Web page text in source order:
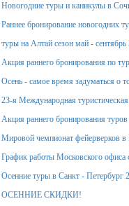
Новогодние туры и каникулы в
Раннее бронирование новогодних
туры на Алтай сезон май - сентябрь
Акция раннего бронирования по
Осень - самое время задуматься о
23-я Международная
Акция раннего бронирования
Мировой чемпионат фейерверков в
График работы Московского офиса
Осенние туры в Санкт - Петербург
ОСЕННИЕ СКИДКИ!